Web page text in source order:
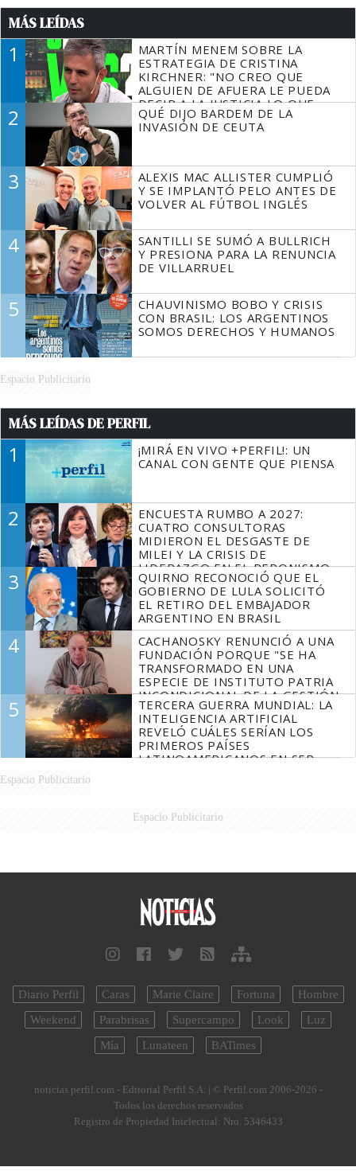
MÁS LEÍDAS
1
MARTÍN MENEM SOBRE LA
ESTRATEGIA DE CRISTINA
KIRCHNER: "NO CREO QUE
ALGUIEN DE AFUERA LE PUEDA
DECIR A LA JUSTICIA LO QUE
TIENE QUE HACER"
2
QUÉ DIJO BARDEM DE LA
INVASIÓN DE CEUTA
3
ALEXIS MAC ALLISTER CUMPLIÓ
Y SE IMPLANTÓ PELO ANTES DE
VOLVER AL FÚTBOL INGLÉS
4
SANTILLI SE SUMÓ A BULLRICH
Y PRESIONA PARA LA RENUNCIA
DE VILLARRUEL
5
CHAUVINISMO BOBO Y CRISIS
CON BRASIL: LOS ARGENTINOS
SOMOS DERECHOS Y HUMANOS
Espacio Publicitario
MÁS LEÍDAS DE PERFIL
1
¡MIRÁ EN VIVO +PERFIL!: UN
CANAL CON GENTE QUE PIENSA
2
ENCUESTA RUMBO A 2027:
CUATRO CONSULTORAS
MIDIERON EL DESGASTE DE
MILEI Y LA CRISIS DE
LIDERAZGO EN EL PERONISMO
3
QUIRNO RECONOCIÓ QUE EL
GOBIERNO DE LULA SOLICITÓ
EL RETIRO DEL EMBAJADOR
ARGENTINO EN BRASIL
4
CACHANOSKY RENUNCIÓ A UNA
FUNDACIÓN PORQUE "SE HA
TRANSFORMADO EN UNA
ESPECIE DE INSTITUTO PATRIA
INCONDICIONAL DE LA GESTIÓN
DE MILEI"
5
TERCERA GUERRA MUNDIAL: LA
INTELIGENCIA ARTIFICIAL
REVELÓ CUÁLES SERÍAN LOS
PRIMEROS PAÍSES
LATINOAMERICANOS EN SER
Espacio Publicitario
Espacio Publicitario
Diario Perfil Caras Marie Claire Fortuna
Hombre
Weekend
Parabrisas Supercampo Look
Luz
Mía
Lunateen BATimes
noticias.perfil.com - Editorial Perfil S.A. | © Perfil.com 2006-2026 -
Todos los derechos reservados
Registro de Propiedad Intelectual: Nro. 5346433